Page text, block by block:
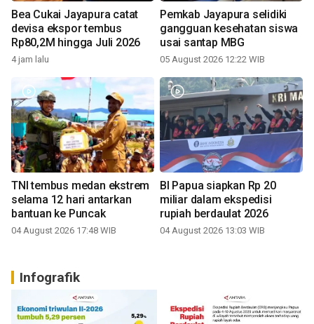
Bea Cukai Jayapura catat
devisa ekspor tembus
Rp80,2M hingga Juli 2026
4 jam lalu
Pemkab Jayapura selidiki
gangguan kesehatan siswa
usai santap MBG
05 August 2026 12:22 WIB
TNI tembus medan ekstrem
selama 12 hari antarkan
bantuan ke Puncak
04 August 2026 17:48 WIB
BI Papua siapkan Rp 20
miliar dalam ekspedisi
rupiah berdaulat 2026
04 August 2026 13:03 WIB
Infografik